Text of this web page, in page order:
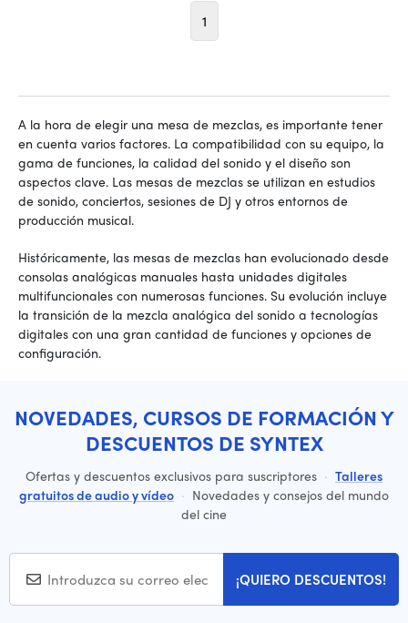
1
A la hora de elegir una mesa de mezclas, es importante tener
en cuenta varios factores. La compatibilidad con su equipo, la
gama de funciones, la calidad del sonido y el diseño son
aspectos clave. Las mesas de mezclas se utilizan en estudios
de sonido, conciertos, sesiones de DJ y otros entornos de
producción musical.
Históricamente, las mesas de mezclas han evolucionado desde
consolas analógicas manuales hasta unidades digitales
multifuncionales con numerosas funciones. Su evolución incluye
la transición de la mezcla analógica del sonido a tecnologías
digitales con una gran cantidad de funciones y opciones de
configuración.
NOVEDADES, CURSOS DE FORMACIÓN Y
DESCUENTOS DE SYNTEX
Ofertas y descuentos exclusivos para suscriptores · Talleres
gratuitos de audio y vídeo · Novedades y consejos del mundo
del cine
¡QUIERO DESCUENTOS!